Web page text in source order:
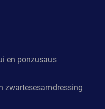
en ponzusaus
zwartesesamdressing